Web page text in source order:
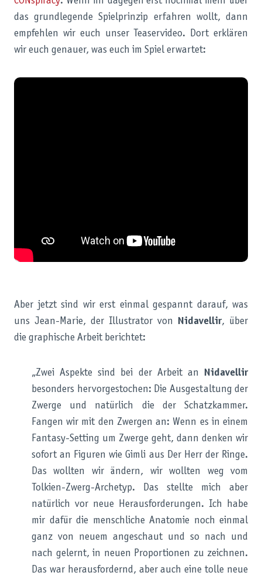
das grundlegende Spielprinzip erfahren wollt, dann
empfehlen wir euch unser Teaservideo. Dort erklären
wir euch genauer, was euch im Spiel erwartet:
Aber jetzt sind wir erst einmal gespannt darauf, was
uns Jean-Marie, der Illustrator von
Nidavellir, über
die graphische Arbeit berichtet:
„Zwei Aspekte sind bei der Arbeit an
Nidavellir
besonders hervorgestochen: Die Ausgestaltung der
Zwerge und natürlich die der Schatzkammer.
Fangen wir mit den Zwergen an: Wenn es in einem
Fantasy-Setting um Zwerge geht, dann denken wir
sofort an Figuren wie Gimli aus Der Herr der Ringe.
Das wollten wir ändern, wir wollten weg vom
Tolkien-Zwerg-Archetyp. Das stellte mich aber
natürlich vor neue Herausforderungen. Ich habe
mir dafür die menschliche Anatomie noch einmal
ganz von neuem angeschaut und so nach und
nach gelernt, in neuen Proportionen zu zeichnen.
Das war herausfordernd, aber auch eine tolle neue